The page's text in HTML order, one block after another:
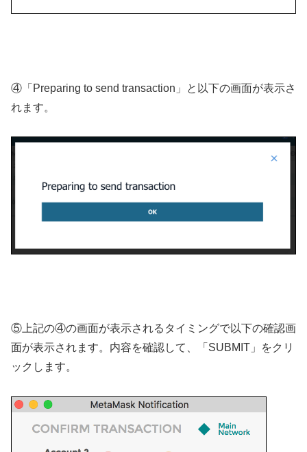
④「Preparing to send transaction」と以下の画面が表示さ
れます。
⑤上記の④の画面が表示されるタイミングで以下の確認画
面が表示されます。内容を確認して、「SUBMIT」をクリ
ックします。